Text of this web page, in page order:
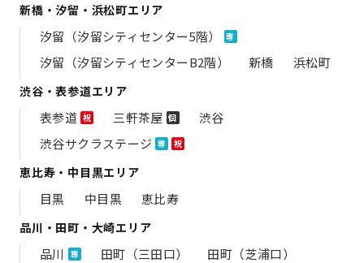
新橋・汐留・浜松町エリア
汐留（汐留シティセンター5階） 専
汐留（汐留シティセンターB2階） 新橋 浜松町
渋谷・表参道エリア
表参道 祝 三軒茶屋 個
渋谷
渋谷サクラステージ 専 祝
恵比寿・中目黒エリア
目黒 中目黒 恵比寿
品川・田町・大崎エリア
品川 専 田町（三田口）
田町（芝浦口）